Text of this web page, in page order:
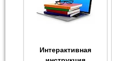
Интерактивная